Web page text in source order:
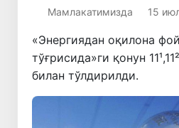
Мамлакатимизда 15
«Энергиядан оқилона
тўғрисида»ги қонун
билан тўлдирилди.